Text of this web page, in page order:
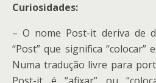
Curiosidades:
– O nome Post-it deriva de
“Post” que significa “colocar”
Numa tradução livre para